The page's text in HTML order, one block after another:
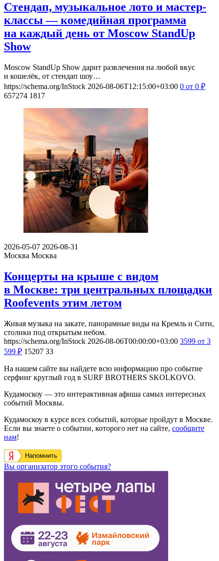
Стендап, музыкальное лото и мастер-
классы — комедийная программа
на каждый день от Moscow StandUp
Show
Moscow StandUp Show дарит развлечения на любой вкус
и кошелёк, от стендап шоу…
https://schema.org/InStock 2026-08-06T12:15:00+03:00 0 от 0 ₽
657274 1817
2026-05-07 2026-08-31
Москва Москва
Концерты на крыше с видом
в Москве: три центральных площадки
Roofevents этим летом
Живая музыка на закате, панорамные виды на Кремль и Сити,
столики под открытым небом.
https://schema.org/InStock 2026-08-06T00:00:00+03:00 3599 от 3
599 ₽ 15207 33
На нашем сайте вы найдете всю информацию про событие
серфинг круглый год в SURF BROTHERS SKOLKOVO.
Кудамоскоу — это интерактивная афиша самых интересных
событий Москвы.
Кудамоскоу в курсе всех событий, которые пройдут в Москве.
Если вы знаете о событии, которого нет на сайте, сообщите
нам!
Напомнить
Вы организатор этого события?